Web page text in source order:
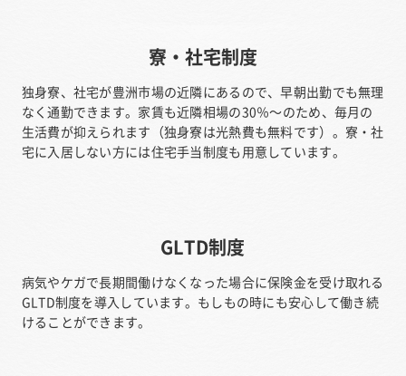
寮・社宅制度
独身寮、社宅が豊洲市場の近隣にあるので、早朝出勤でも無理
なく通勤できます。家賃も近隣相場の30％～のため、毎月の
生活費が抑えられます（独身寮は光熱費も無料です）。寮・社
宅に入居しない方には住宅手当制度も用意しています。
GLTD制度
病気やケガで長期間働けなくなった場合に保険金を受け取れる
GLTD制度を導入しています。もしもの時にも安心して働き続
けることができます。